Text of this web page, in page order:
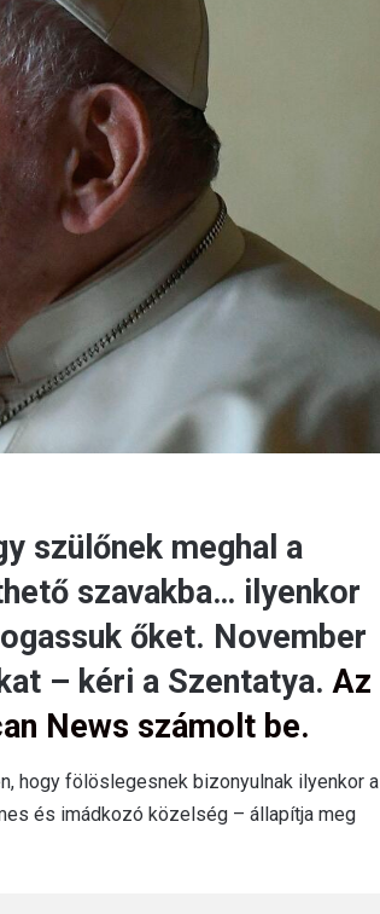
szülőnek meghal a
szavakba… ilyenkor
őket. November
– kéri a Szentatya.Az
News számolt be.
hogy fölöslegesnek bizonyulnak ilyenkor a
és imádkozó közelség – állapítja meg